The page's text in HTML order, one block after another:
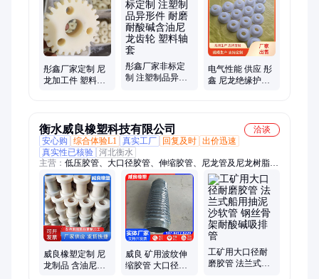
彤鑫厂家定制 尼
龙加工件 塑料制
彤鑫厂家非标定
制 注塑制品异形
电气性能 供应 彤
鑫 尼龙绝缘护套
衡水威良橡塑科技有限公司
洽谈
安心购
综合体验L1 真实工厂 回复及时 出价迅速
真实性已核验 河北衡水
主营： 低压胶管、大口径胶管、伸缩胶管、尼龙管及尼龙树脂
管、陶瓷胶管、硅胶管、高压胶管、复合软管、橡胶软连接、蒸
汽胶管、夹布胶管
威良橡塑定制 尼
龙制品 含油尼龙
威良 矿用波纹伸
缩胶管 大口径抗
工矿用大口径耐
磨胶管 法兰式船